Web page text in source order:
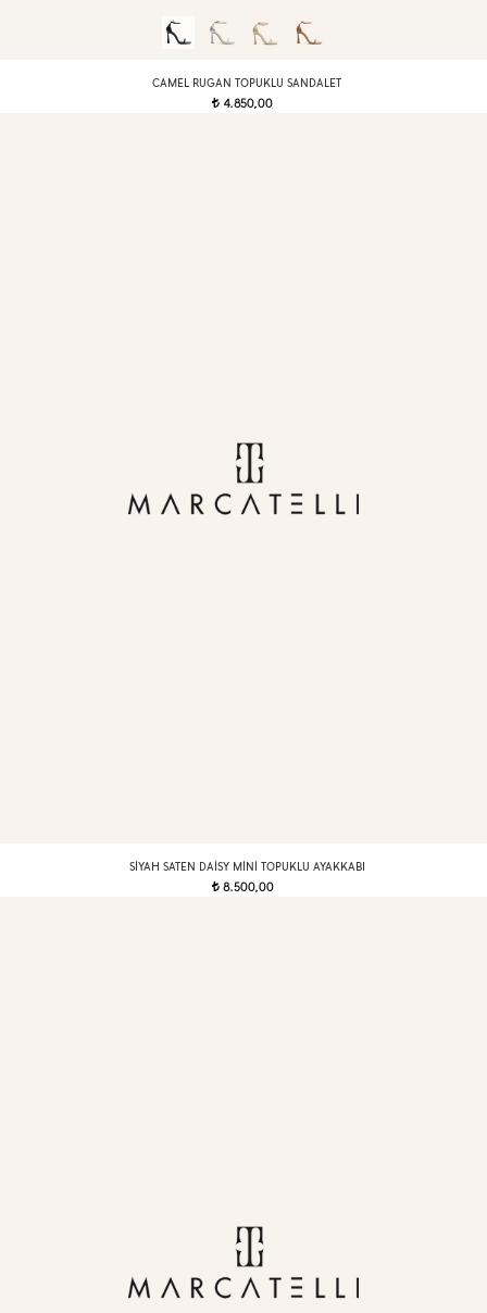
CAMEL RUGAN TOPUKLU SANDALET
t 4.850,00
SIYAH SATEN DAISY MINI TOPUKLU AYAKKABI
t8.500,00